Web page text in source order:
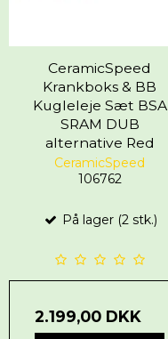
CeramicSpeed
Krankboks & BB
Kugleleje Sæt BSA
SRAM DUB
alternative Red
CeramicSpeed
106762
På lager (2 stk.)
2.199,00 DKK